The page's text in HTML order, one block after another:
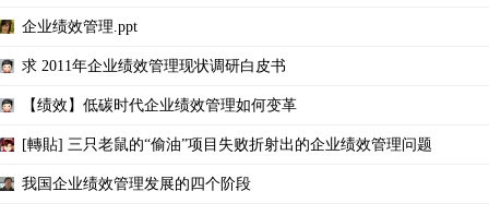
企业绩效管理.ppt
求 2011年企业绩效管理现状调研白皮书
【绩效】低碳时代企业绩效管理如何变革
[轉貼] 三只老鼠的“偷油”项目失败折射出的企业绩效管理问题
我国企业绩效管理发展的四个阶段